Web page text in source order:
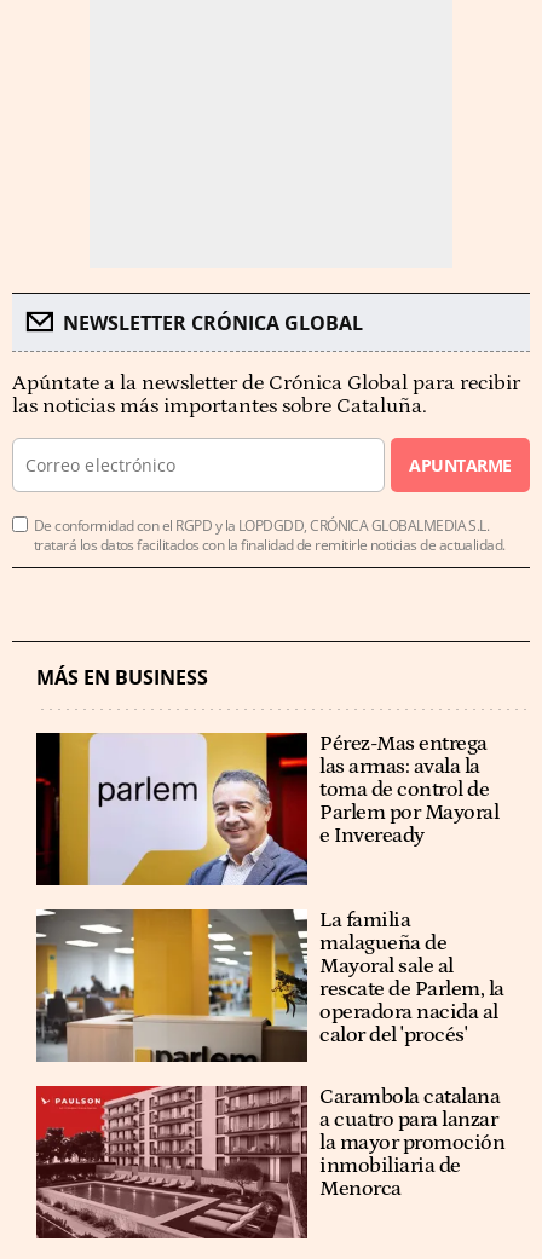
NEWSLETTER CRÓNICA GLOBAL
Apúntate a la newsletter de Crónica Global para recibir
las noticias más importantes sobre Cataluña.
APUNTARME
De conformidad con el RGPD y la LOPDGDD, CRÓNICA GLOBALMEDIA S.L.
tratará los datos facilitados con la finalidad de remitirle noticias de actualidad.
MÁS EN BUSINESS
Pérez-Mas entrega
las armas: avala la
toma de control de
Parlem por Mayoral
e Inveready
La familia
malagueña de
Mayoral sale al
rescate de Parlem, la
operadora nacida al
calor del 'procés'
Carambola catalana
a cuatro para lanzar
la mayor promoción
inmobiliaria de
Menorca